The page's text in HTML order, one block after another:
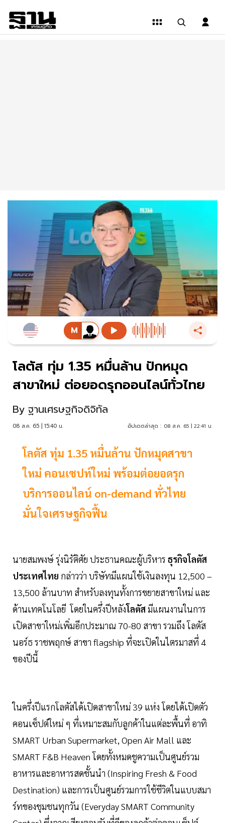
โลตัส ทุ่ม 1.35 หมื่นล้าน ปักหมุด
สาขาใหม่ ต่อยอดรุกออนไลน์ทั่วไทย
By ฐานเศรษฐกิจดิจิทัล
08 ส.ค. 65 | 15:40 น. อัปเดตล่าสุด : 08 ส.ค. 65 | 22:41 น.
โลตัส ทุ่ม 1.35 หมื่นล้าน ปักหมุดสาขา
ใหม่ คอนเซปท์ใหม่ พร้อมต่อยอดรุก
บริการออนไลน์ on-demand ทั่วไทย
มั่นใจเศรษฐกิจฟื้น
นายสมพงษ์ รุ่งนิรัติศัย ประธานคณะผู้บริหาร ธุรกิจโลตัส
ประเทศไทย กล่าวว่า บริษัทมีแผนใช้เงินลงทุน 12,500 –
13,500 ล้านบาท สำหรับลงทุนทั้งการขยายสาขาใหม่ และ
ด้านเทคโนโลยี โดยในครึ่งปีหลังโลตัสมีแผนงานในการ
เปิดสาขาใหม่เพิ่มอีกประมาณ 70-80 สาขา รวมถึง โลตัส
นอร์ธ ราชพฤกษ์ สาขา flagship ที่จะเปิดในไตรมาสที่ 4
ของปีนี้
ในครึ่งปีแรกโลตัสได้เปิดสาขาใหม่ 39 แห่ง โดยได้เปิดตัว
คอนเซ็ปต์ใหม่ ๆ ที่เหมาะสมกับลูกค้าในแต่ละพื้นที่ อาทิ
SMART Urban Supermarket, Open Air Mall และ
SMART F&B Heaven โดยทั้งหมดชูความเป็นศูนย์รวม
อาหารและอาหารสดชั้นนำ (Inspiring Fresh & Food
Destination) และการเป็นศูนย์รวมการใช้ชีวิตในแบบสมา
ร์ทของชุมชนทุกวัน (Everyday SMART Community